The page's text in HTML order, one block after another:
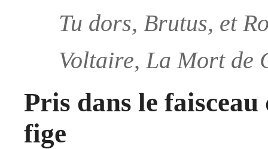
Tu dors, Brutus, et
Voltaire, La Mort de
Pris dans le faisceau
fige